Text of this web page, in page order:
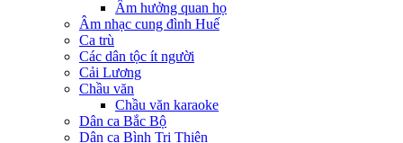
Âm hưởng quan họ
Âm nhạc cung đình Huế
Ca trù
Các dân tộc ít người
Cải Lương
Chầu văn
Chầu văn karaoke
Dân ca Bắc Bộ
Dân ca Bình Trị Thiên